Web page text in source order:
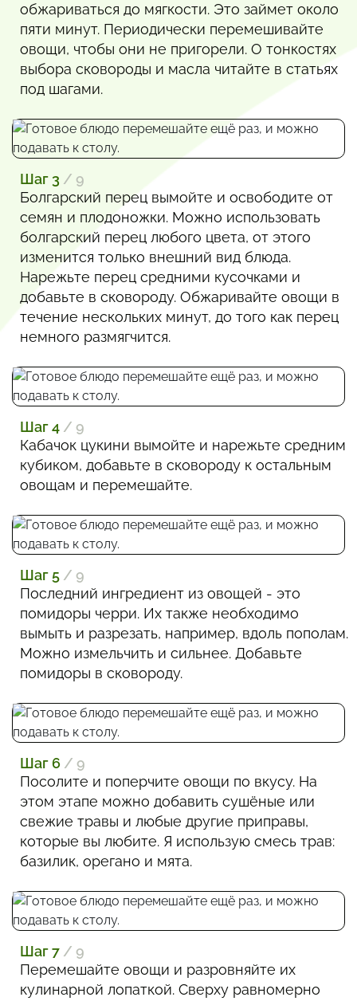
обжариваться до мягкости. Это займет около
пяти минут. Периодически перемешивайте
овощи, чтобы они не пригорели. О тонкостях
выбора сковороды и масла читайте в статьях
под шагами.
Шаг 3 / 9
Болгарский перец вымойте и освободите от
семян и плодоножки. Можно использовать
болгарский перец любого цвета, от этого
изменится только внешний вид блюда.
Нарежьте перец средними кусочками и
добавьте в сковороду. Обжаривайте овощи в
течение нескольких минут, до того как перец
немного размягчится.
Шаг 4 / 9
Кабачок цукини вымойте и нарежьте средним
кубиком, добавьте в сковороду к остальным
овощам и перемешайте.
Шаг 5 / 9
Последний ингредиент из овощей - это
помидоры черри. Их также необходимо
вымыть и разрезать, например, вдоль пополам.
Можно измельчить и сильнее. Добавьте
помидоры в сковороду.
Шаг 6 / 9
Посолите и поперчите овощи по вкусу. На
этом этапе можно добавить сушёные или
свежие травы и любые другие приправы,
которые вы любите. Я использую смесь трав:
базилик, орегано и мята.
Шаг 7 / 9
Перемешайте овощи и разровняйте их
кулинарной лопаткой. Сверху равномерно